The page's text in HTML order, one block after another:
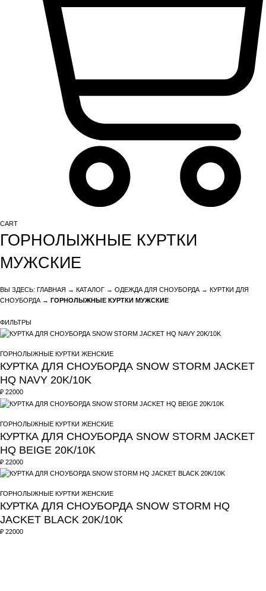
CART
ГОРНОЛЫЖНЫЕ КУРТКИ
МУЖСКИЕ
ВЫ ЗДЕСЬ: ГЛАВНАЯ → КАТАЛОГ → ОДЕЖДА ДЛЯ СНОУБОРДА → КУРТКИ ДЛЯ
СНОУБОРДА → ГОРНОЛЫЖНЫЕ КУРТКИ МУЖСКИЕ
ФИЛЬТРЫ
ГОРНОЛЫЖНЫЕ КУРТКИ ЖЕНСКИЕ
КУРТКА ДЛЯ СНОУБОРДА SNOW STORM JACKET
HQ NAVY 20K/10K
₽ 22000
ГОРНОЛЫЖНЫЕ КУРТКИ ЖЕНСКИЕ
КУРТКА ДЛЯ СНОУБОРДА SNOW STORM JACKET
HQ BEIGE 20K/10K
₽ 22000
ГОРНОЛЫЖНЫЕ КУРТКИ ЖЕНСКИЕ
КУРТКА ДЛЯ СНОУБОРДА SNOW STORM HQ
JACKET BLACK 20K/10K
₽ 22000